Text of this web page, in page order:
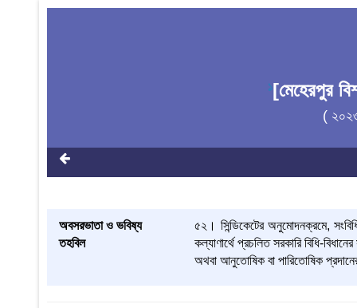
1[মেহেরপুর
(
অবসরভাতা ও ভবিষ্য
তহবিল
৫২। সিন্ডিকেটের অনুমোদনক্রমে, সংবিধি
কল্যাণার্থে প্রচলিত সরকারি বিধি-
অথবা আনুতোষিক বা পারিতোষিক